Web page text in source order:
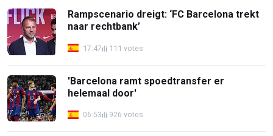
Rampscenario dreigt: ‘FC Barcelona trekt
naar rechtbank’
17:47 111 votes
'Barcelona ramt spoedtransfer er
helemaal door'
06:53 926 votes